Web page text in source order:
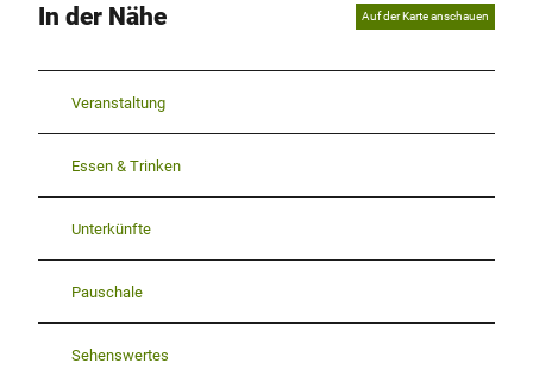
In der Nähe Auf der Karte anschauen
Veranstaltung
Essen & Trinken
Unterkünfte
Pauschale
Sehenswertes